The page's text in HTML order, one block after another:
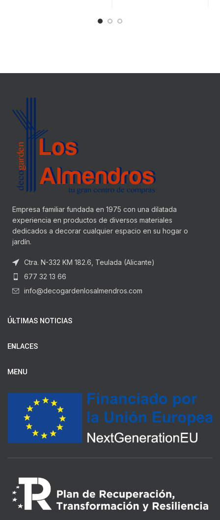
Empresa familiar fundada en 1975 con una dilatada
experiencia en productos de diversos materiales
dedicados a decorar cualquier espacio en su hogar o
jardín.
Ctra. N-332 KM 182.6, Teulada (Alicante)
677 32 13 66
info@decogardenlosalmendros.com
ÚLTIMAS NOTICIAS
ENLACES
MENU